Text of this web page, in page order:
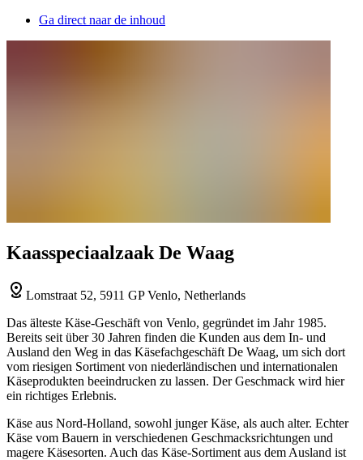
Ga direct naar de inhoud
Kaasspeciaalzaak De Waag
Lomstraat 52, 5911 GP Venlo, Netherlands
Das älteste Käse-Geschäft von Venlo, gegründet im Jahr 1985.
Bereits seit über 30 Jahren finden die Kunden aus dem In- und
Ausland den Weg in das Käsefachgeschäft De Waag, um sich dort
vom riesigen Sortiment von niederländischen und internationalen
Käseprodukten beeindrucken zu lassen. Der Geschmack wird hier
ein richtiges Erlebnis.
Käse aus Nord-Holland, sowohl junger Käse, als auch alter. Echter
Käse vom Bauern in verschiedenen Geschmacksrichtungen und
magere Käsesorten. Auch das Käse-Sortiment aus dem Ausland ist